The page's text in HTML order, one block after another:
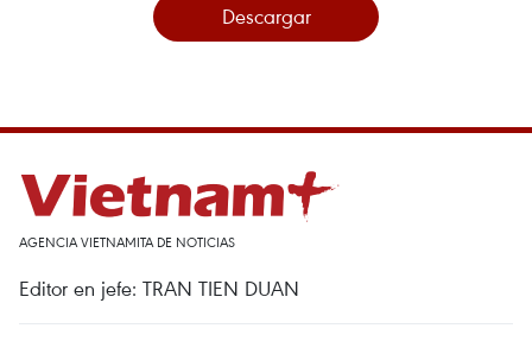
Descargar
AGENCIA VIETNAMITA DE NOTICIAS
Editor en jefe: TRAN TIEN DUAN